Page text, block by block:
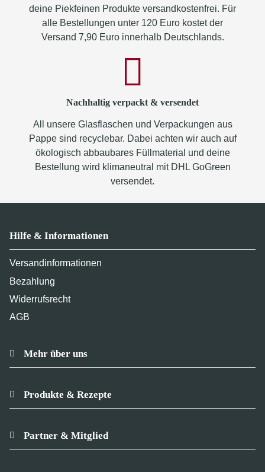
deine Piekfeinen Produkte versandkostenfrei. Für
alle Bestellungen unter 120 Euro kostet der
Versand 7,90 Euro innerhalb Deutschlands.
Nachhaltig verpackt & versendet
All unsere Glasflaschen und Verpackungen aus
Pappe sind recyclebar. Dabei achten wir auch auf
ökologisch abbaubares Füllmaterial und deine
Bestellung wird klimaneutral mit DHL GoGreen
versendet.
Hilfe & Informationen
Versandinformationen
Bezahlung
Widerrufsrecht
AGB
Mehr über uns
Produkte & Rezepte
Partner & Mitglied